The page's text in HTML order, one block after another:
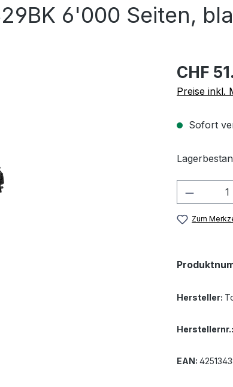
6'000 Seiten,
CHF
Preise inkl.
Sofort
Zum
Hersteller:
Herstellernr.:
EAN: